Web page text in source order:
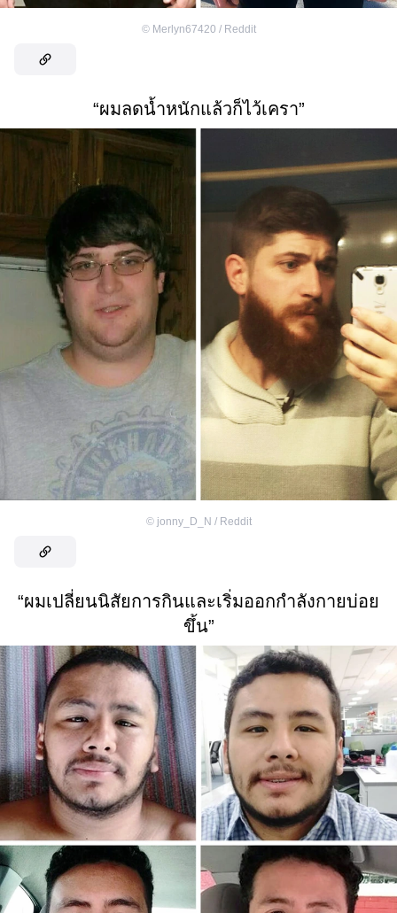
© Merlyn67420 / Reddit
“ผมลดน้ำหนักแล้วก็ไว้เครา”
© jonny_D_N / Reddit
“ผมเปลี่ยนนิสัยการกินและเริ่มออกกำลังกายบ่อย
ขึ้น”